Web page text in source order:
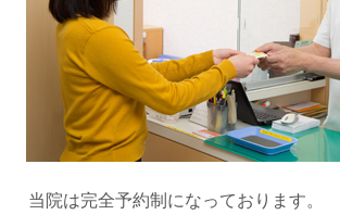
当院は完全予約制になっております。